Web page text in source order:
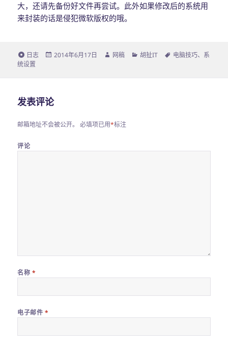
大，还请先备份好文件再尝试。此外如果修改后的系统用
来封装的话是侵犯微软版权的哦。
格
式
日志
发
2014年6月17日
作
网稿
分
胡扯IT
标
电脑技巧、 系
统设置
发表评论
邮箱地址不会被公开。 必填项已用*标注
评论
名称 *
电子邮件 *